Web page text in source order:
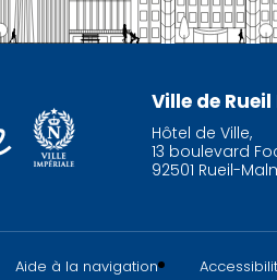
Ville de
Hôtel de Ville,
13 boulevard
92501 Rueil-
Aide à la navigation